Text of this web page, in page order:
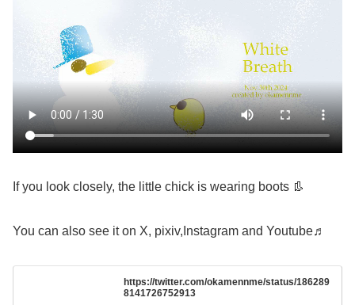
If you look closely, the little chick is wearing boots 👢
You can also see it on X, pixiv,Instagram and Youtube♬
https://twitter.com/okamennme/status/186289
8141726752913